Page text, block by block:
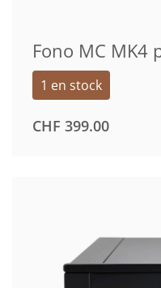
Fono MC MK4
1 en stock
CHF 399.00